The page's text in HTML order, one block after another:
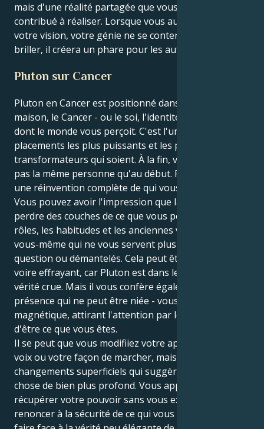
mais d'une réalité partagée que vous aurez
contribué à réaliser. Lorsque vous aurez trouvé
votre vision, votre génie ne se contentera pas de
briller, il créera un phare pour les autres.
Pluton sur Cancer
Pluton en Cancer est positionné dans votre 1ère
maison, le Cancer - ou le soi, l'identité et la façon
dont le monde vous perçoit. C'est l'un des
placements les plus puissants et les plus
transformateurs qui soient. À la fin, vous ne serez
pas la même personne qu'au début. Pensez-y comme
une réinvention complète de qui vous êtes.
Vous pouvez avoir l'impression que la vie vous fait
perdre des couches de ce que vous pensiez être. Les
rôles, les habitudes et les anciennes versions de
vous-même qui ne vous servent plus seront remis en
question ou démantelés. Cela peut être désarmant,
voire effrayant, car Pluton est dans le domaine de la
vérité crue. Mais il vous confère également une
présence qui ne peut être niée - vous devenez
magnétique, attirant l'attention par le simple fait
d'être ce que vous êtes.
Il se peut que vous modifiiez votre apparence, votre
voix ou votre façon de marcher, mais ce sont des
changements superficiels qui suggèrent quelque
chose de bien plus profond. Vous apprenez à
récupérer votre pouvoir sans vous excuser, à
renoncer à la sécurité de ce qui vous est familier et à